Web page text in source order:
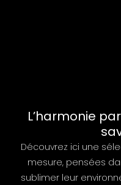
L’harmonie
Découvrez ici une
mesure, pensées
sublimer leur